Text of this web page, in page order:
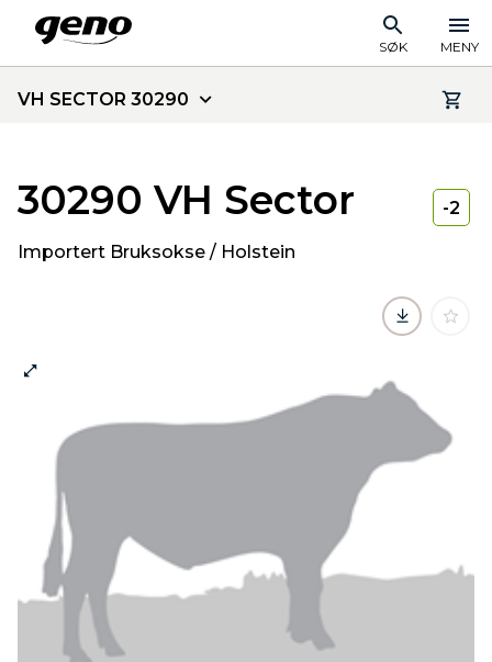
SØK MENY
VH SECTOR 30290
30290 VH Sector
Importert Bruksokse / Holstein
-2